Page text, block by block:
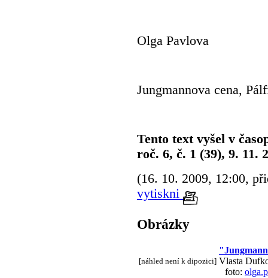
Olga Pavlova
Jungmannova cena,
Tento text vyšel v
roč. 6, č. 1 (39), 9. 11.
(16. 10. 2009, 12:00,
vytiskni
Obrázky
[náhled není k dipozici] Vlasta
foto: